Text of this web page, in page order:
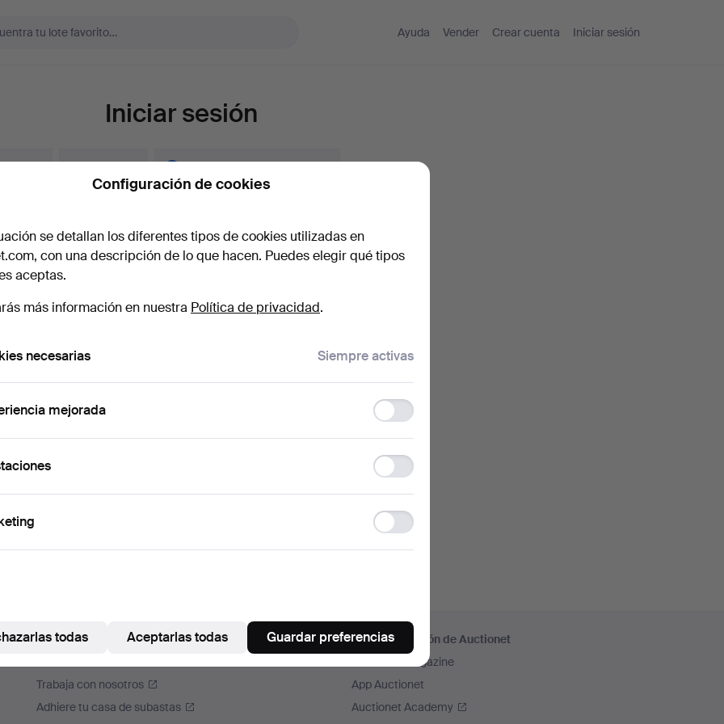
Ayuda Vender Crear cuenta Iniciar sesión
Iniciar sesión
Auctionet
Trabaja con nosotros
Adhiere tu casa de subastas
Más información de Auctionet
Auctionet Magazine
App Auctionet
Auctionet Academy
Configuración de cookies
se detallan los diferentes tipos de cookies utilizadas en
con una descripción de lo que hacen. Puedes elegir qué tipos
aceptas.
más información en nuestra Política de privacidad.
necesarias Siempre activas
mejorada
Functionality
storage
Statistics
storage
Ad
storage
todas Aceptarlas todas Guardar preferencias